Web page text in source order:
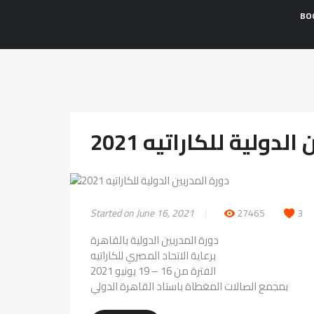
للكاراتيه 2021
Started on June 16, 2021 27465 3
دورة المدربين الدولية بالقاهرة
برعاية الاتحاد المصري للكاراتيه
الفترة من 16 – 19 يونيو 2021
بمجمع الصالات المغطاة باستاد القاهرة الدولي